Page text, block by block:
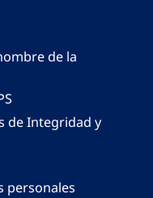
de la
de Integridad y
personales